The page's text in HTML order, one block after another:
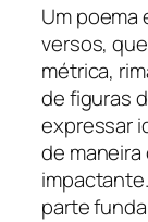
Um poema
versos,
métrica,
de figuras
expressar
de
parte